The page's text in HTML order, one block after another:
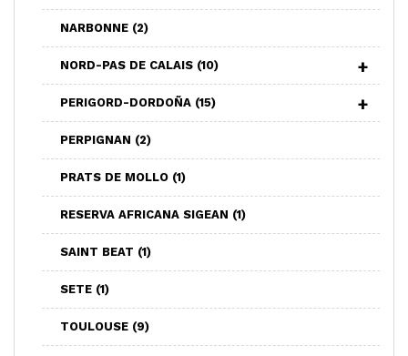
NARBONNE (2)
NORD-PAS DE CALAIS (10)
PERIGORD-DORDOÑA (15)
PERPIGNAN (2)
PRATS DE MOLLO (1)
RESERVA AFRICANA SIGEAN (1)
SAINT BEAT (1)
SETE (1)
TOULOUSE (9)